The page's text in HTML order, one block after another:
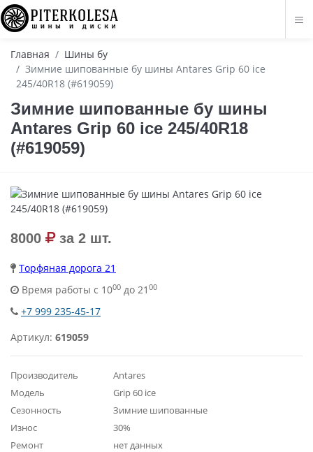
Главная
Шины бу
Зимние шипованные бу шины Antares Grip 60 ice
245/40R18 (#619059)
Зимние шипованные бу шины
Antares Grip 60 ice 245/40R18
(#619059)
8000 за 2 шт.
Торфяная дорога 21
Время работы с 1000 до 21 00
+7 999 235-45-17
Артикул: 619059
Производитель
Antares
Модель
Grip 60 ice
Сезонность
Зимние шипованные
Износ
30%
Ремонт
нет данных